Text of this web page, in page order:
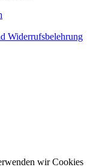
Widerrufsbelehrung
wir Cookies